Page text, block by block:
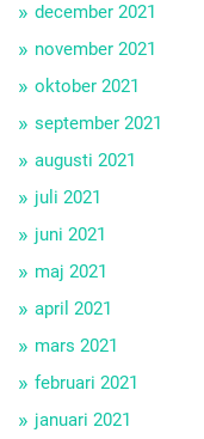
december 2021
november 2021
oktober 2021
september 2021
augusti 2021
juli 2021
juni 2021
maj 2021
april 2021
mars 2021
februari 2021
januari 2021